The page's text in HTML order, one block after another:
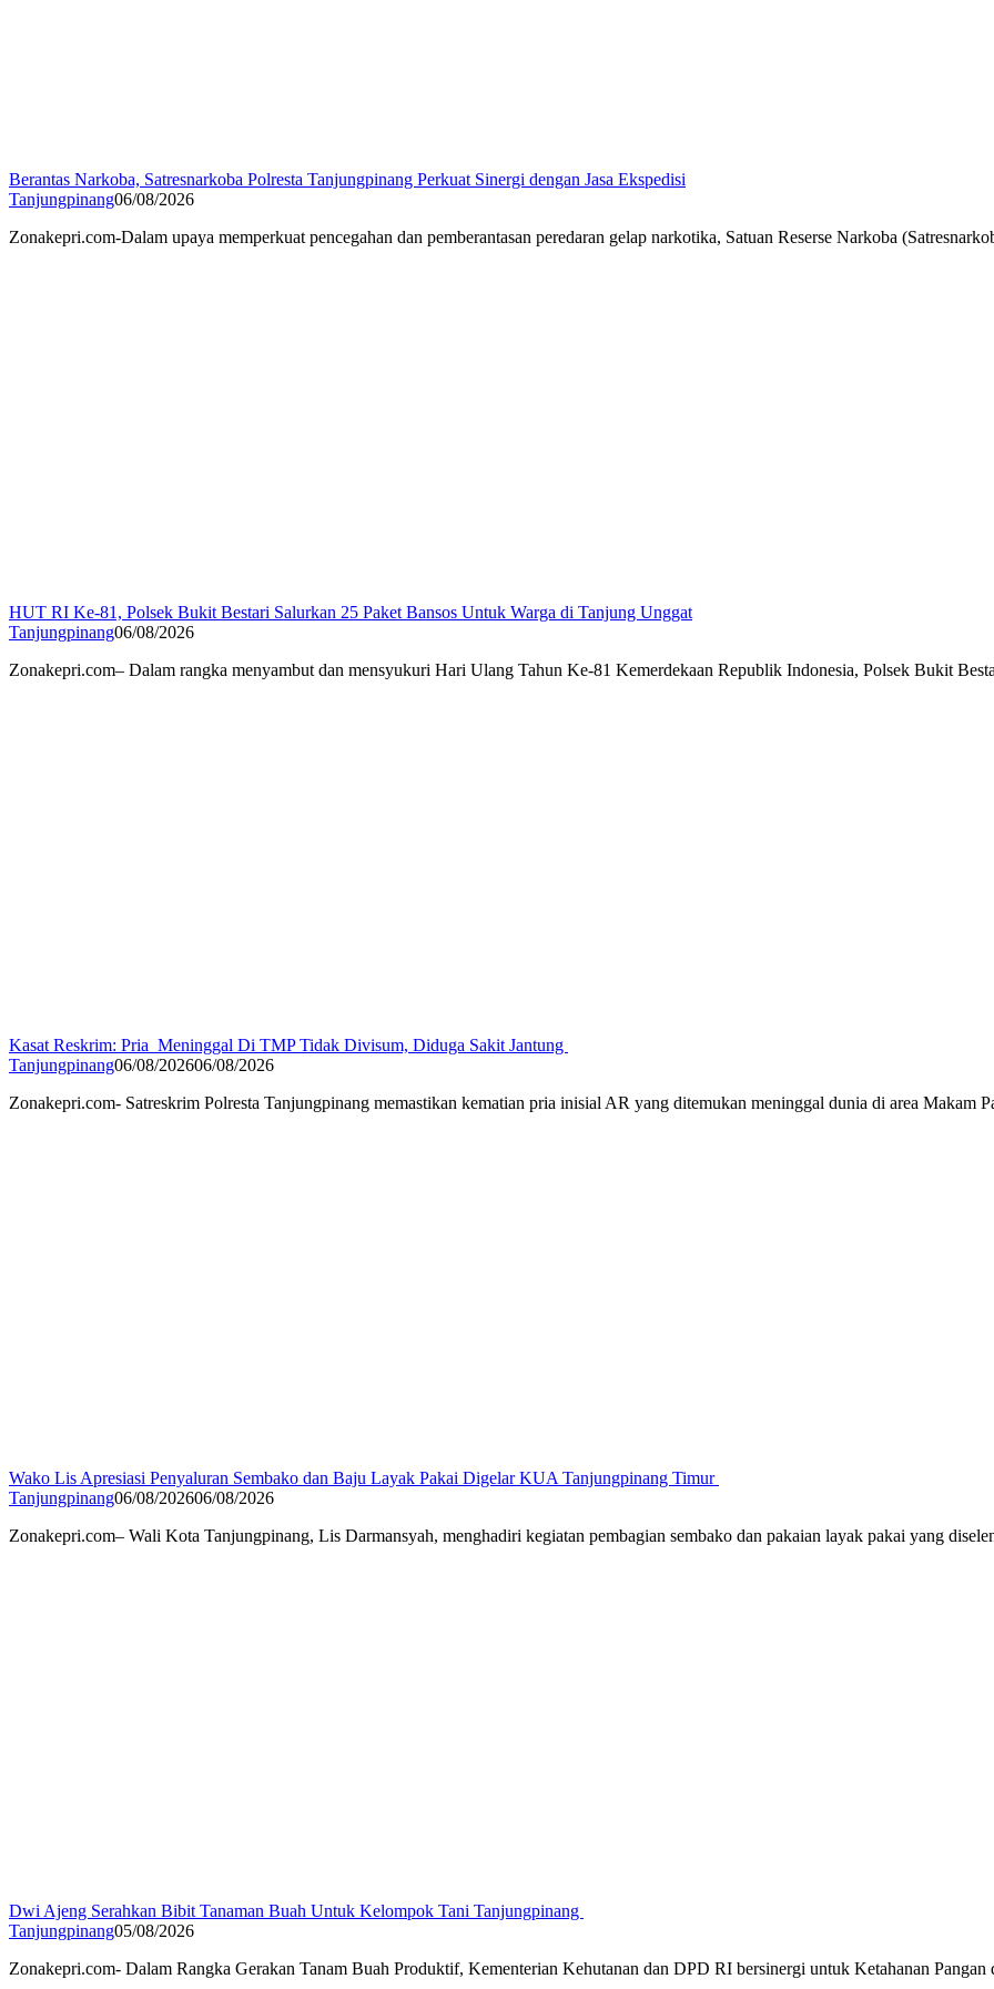
Berantas Narkoba, Satresnarkoba Polresta Tanjungpinang Perkuat Sinergi dengan Jasa Ekspedisi
Tanjungpinang06/08/2026
Zonakepri.com-Dalam upaya memperkuat pencegahan dan pemberantasan peredaran gelap narkotika, Satuan Reserse Narkoba
HUT RI Ke-81, Polsek Bukit Bestari Salurkan 25 Paket Bansos Untuk Warga di Tanjung Unggat
Tanjungpinang06/08/2026
Zonakepri.com– Dalam rangka menyambut dan mensyukuri Hari Ulang Tahun Ke-81 Kemerdekaan Republik Indonesia, Polsek Bukit
Kasat Reskrim: Pria Meninggal Di TMP Tidak Divisum, Diduga Sakit Jantung
Tanjungpinang06/08/202606/08/2026
Zonakepri.com- Satreskrim Polresta Tanjungpinang memastikan kematian pria inisial AR yang ditemukan meninggal dunia di area Makam
Wako Lis Apresiasi Penyaluran Sembako dan Baju Layak Pakai Digelar KUA Tanjungpinang Timur
Tanjungpinang06/08/202606/08/2026
Zonakepri.com– Wali Kota Tanjungpinang, Lis Darmansyah, menghadiri kegiatan pembagian sembako dan pakaian layak pakai yang
Dwi Ajeng Serahkan Bibit Tanaman Buah Untuk Kelompok Tani Tanjungpinang
Tanjungpinang05/08/2026
Zonakepri.com- Dalam Rangka Gerakan Tanam Buah Produktif, Kementerian Kehutanan dan DPD RI bersinergi untuk Ketahanan